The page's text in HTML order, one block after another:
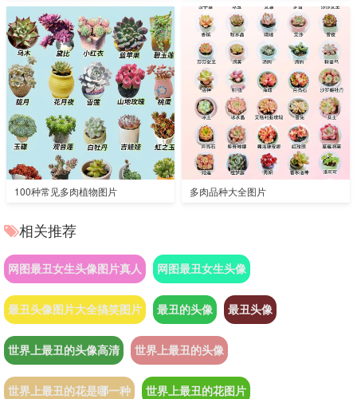
100种常见多肉植物图片 多肉品种大全图片
相关推荐
网图最丑女生头像图片真人 网图最丑女生头像
最丑头像图片大全搞笑图片 最丑的头像 最丑头像
世界上最丑的头像高清 世界上最丑的头像
世界上最丑的花是哪一种 世界上最丑的花图片